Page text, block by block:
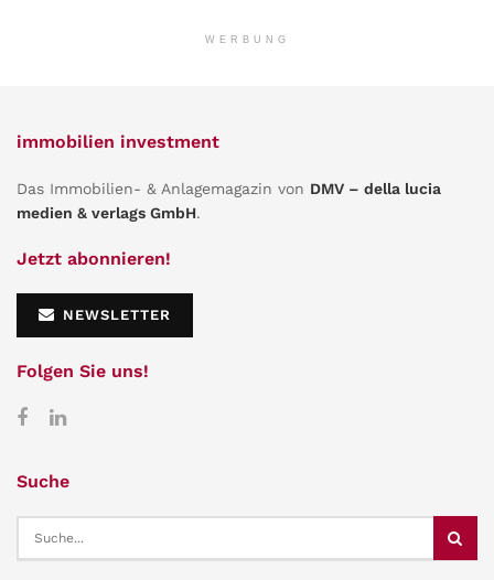
WERBUNG
immobilien investment
Das Immobilien- & Anlagemagazin von DMV – della lucia
medien & verlags GmbH.
Jetzt abonnieren!
NEWSLETTER
Folgen Sie uns!
Suche